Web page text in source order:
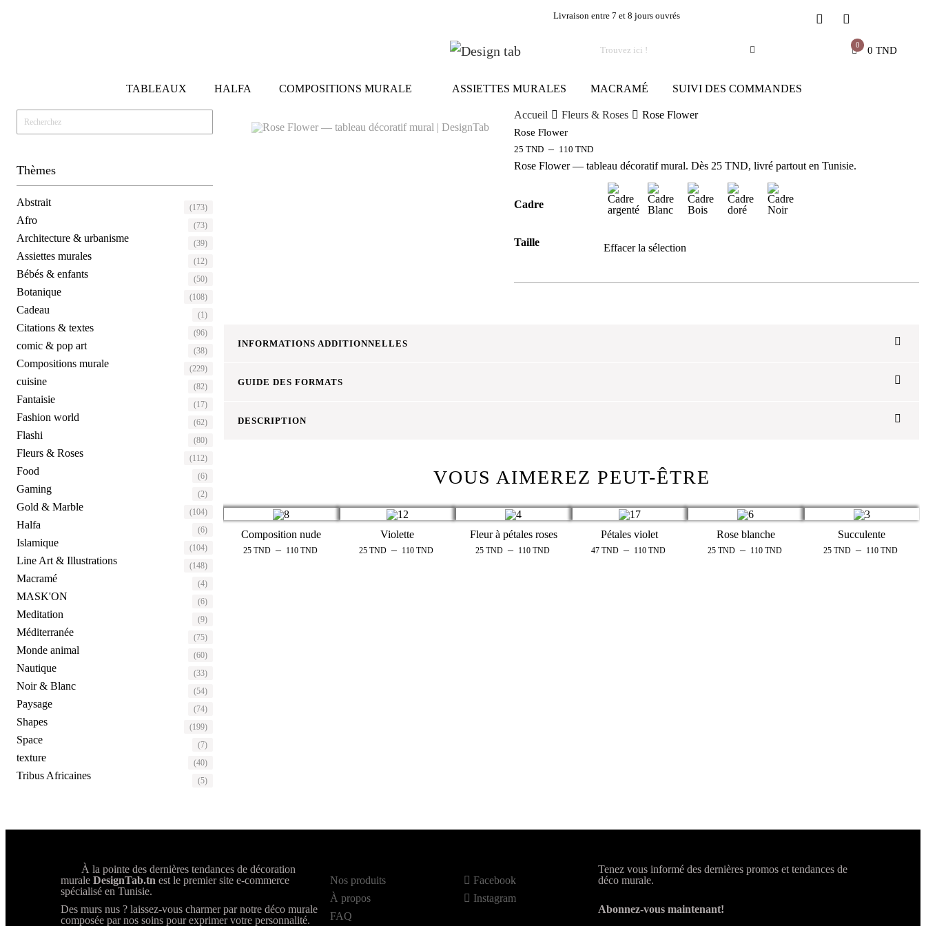
Livraison entre 7 et 8 jours ouvrés
0 0 TND
TABLEAUX HALFA COMPOSITIONS MURALE ASSIETTES MURALES MACRAMÉ SUIVI DES COMMANDES
Accueil Fleurs & Roses Rose Flower
Rose Flower
25TND – 110TND
Rose Flower — tableau décoratif mural. Dès 25 TND, livré partout en Tunisie.
Cadre
Taille Effacer la sélection
INFORMATIONS ADDITIONNELLES
GUIDE DES FORMATS
DESCRIPTION
VOUS AIMEREZ PEUT-ÊTRE
Composition nude
25 TND – 110 TND
Violette
25TND – 110TND
Fleur à pétales roses
25 TND – 110 TND
Pétales violet
47TND – 110TND
Rose blanche
25 TND – 110 TND
Succulente
25TND – 110TND
Thèmes
Abstrait (173)
Afro (73)
Architecture & urbanisme (39)
Assiettes murales (12)
Bébés & enfants (50)
Botanique (108)
Cadeau (1)
Citations & textes (96)
comic & pop art (38)
Compositions murale (229)
cuisine (82)
Fantaisie (17)
Fashion world (62)
Flashi (80)
Fleurs & Roses (112)
Food (6)
Gaming (2)
Gold & Marble (104)
Halfa (6)
Islamique (104)
Line Art & Illustrations (148)
Macramé (4)
MASK'ON (6)
Meditation (9)
Méditerranée (75)
Monde animal (60)
Nautique (33)
Noir & Blanc (54)
Paysage (74)
Shapes (199)
Space (7)
texture (40)
Tribus Africaines (5)
À la pointe des dernières tendances de décoration
murale DesignTab.tn est le premier site e-commerce
spécialisé en Tunisie.
Des murs nus ? laissez-vous charmer par notre déco murale
composée par nos soins pour exprimer votre personnalité.
Nos produits
À propos
FAQ
Facebook
Instagram
Tenez vous informé des dernières promos et tendances de
déco murale.
Abonnez-vous maintenant!